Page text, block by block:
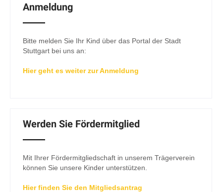
Anmeldung
Bitte melden Sie Ihr Kind über das Portal der Stadt
Stuttgart bei uns an:
Hier geht es weiter zur Anmeldung
Werden Sie Fördermitglied
Mit Ihrer Fördermitgliedschaft in unserem Trägerverein
können Sie unsere Kinder unterstützen.
Hier finden Sie den Mitgliedsantrag